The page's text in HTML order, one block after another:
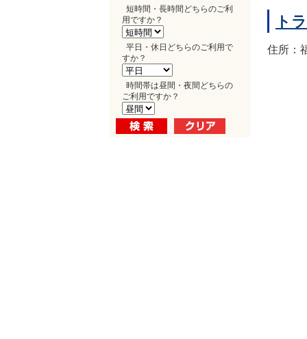
短時間・長時間どちらのご利
用ですか？
平日・休日どちらのご利用で
すか？
時間帯は昼間・夜間どちらの
ご利用ですか？
ト
住所：